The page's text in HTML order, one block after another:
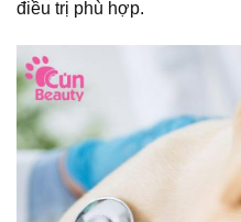
điều trị phù hợp.